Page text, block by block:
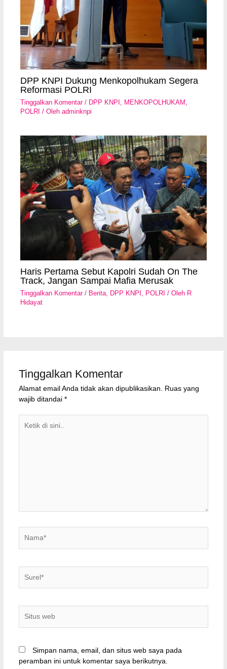
DPP KNPI Dukung Menkopolhukam Segera
Reformasi POLRI
Tinggalkan Komentar / DPP KNPI MENKOPOLHUKAM
POLRI / Olehadminknpi
Haris Pertama Sebut Kapolri Sudah On The
Track, Jangan Sampai Mafia Merusak
Tinggalkan Komentar / Berita DPP KNPI POLRI / Oleh R
Hidayat
Tinggalkan Komentar
Alamat email Anda tidak akan dipublikasikan.
Ruas yang
wajib ditandai *
web
Simpan nama, email, dan situs web saya pada
peramban ini untuk komentar saya berikutnya.